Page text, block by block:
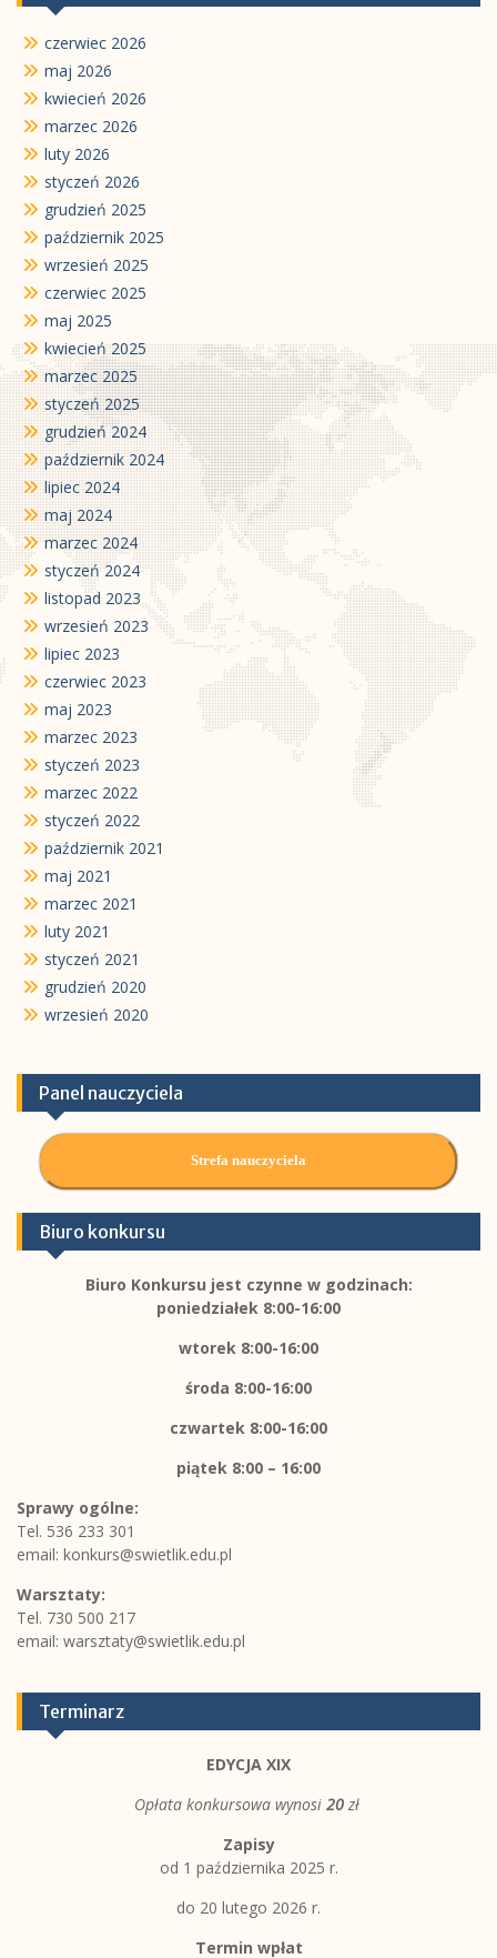
czerwiec 2026
maj 2026
kwiecień 2026
marzec 2026
luty 2026
styczeń 2026
grudzień 2025
październik 2025
wrzesień 2025
czerwiec 2025
maj 2025
kwiecień 2025
marzec 2025
styczeń 2025
grudzień 2024
październik 2024
lipiec 2024
maj 2024
marzec 2024
styczeń 2024
listopad 2023
wrzesień 2023
lipiec 2023
czerwiec 2023
maj 2023
marzec 2023
styczeń 2023
marzec 2022
styczeń 2022
październik 2021
maj 2021
marzec 2021
luty 2021
styczeń 2021
grudzień 2020
wrzesień 2020
Panel nauczyciela
Strefa nauczyciela
Biuro konkursu
Biuro Konkursu jest czynne w godzinach:
poniedziałek 8:00-16:00
wtorek 8:00-16:00
środa 8:00-16:00
czwartek 8:00-16:00
piątek 8:00 – 16:00
Sprawy ogólne:
Tel. 536 233 301
email: konkurs@swietlik.edu.pl
Warsztaty:
Tel. 730 500 217
email: warsztaty@swietlik.edu.pl
Terminarz
EDYCJA XIX
Opłata konkursowa wynosi 20zł
Zapisy
od 1 października 2025 r.
do 20 lutego 2026 r.
Termin wpłat